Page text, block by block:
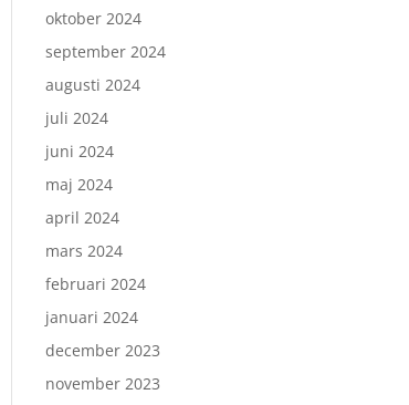
oktober 2024
september 2024
augusti 2024
juli 2024
juni 2024
maj 2024
april 2024
mars 2024
februari 2024
januari 2024
december 2023
november 2023